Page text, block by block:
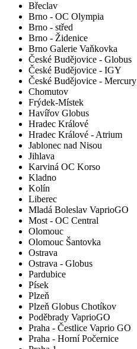
Břeclav
Brno - OC Olympia
Brno - střed
Brno - Židenice
Brno Galerie Vaňkovka
České Budějovice - Globus
České Budějovice - IGY
České Budějovice - Mercury
Chomutov
Frýdek-Místek
Havířov Globus
Hradec Králové
Hradec Králové - Atrium
Jablonec nad Nisou
Jihlava
Karviná OC Korso
Kladno
Kolín
Liberec
Mladá Boleslav VaprioGO
Most - OC Central
Olomouc
Olomouc Šantovka
Ostrava
Ostrava - Globus
Pardubice
Písek
Plzeň
Plzeň Globus Chotíkov
Poděbrady VaprioGO
Praha - Čestlice Vaprio GO
Praha - Horní Počernice